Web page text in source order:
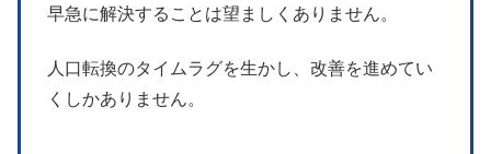
早急に解決することは望ましくありません。
人口転換のタイムラグを生かし、改善を進めてい
くしかありません。